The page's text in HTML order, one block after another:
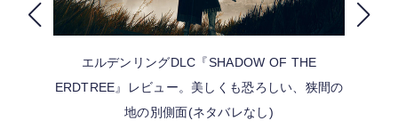
FOLLOW US
エルデンリングDLC『SHADOW OF THE
ERDTREE』レビュー。美しくも恐ろしい、狭間の
地の別側面(ネタバレなし)